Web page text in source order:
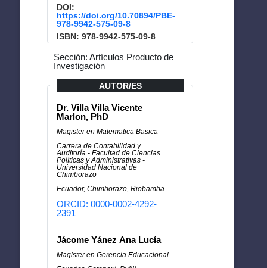
DOI:
https://doi.org/10.70894/PBE-
978-9942-575-09-8
ISBN: 978-9942-575-09-8
Sección: Artículos Producto de
Investigación
AUTOR/ES
Dr. Villa Villa Vicente
Marlon, PhD
Magister en Matematica Basica
Carrera de Contabilidad y
Auditoría - Facultad de Ciencias
Políticas y Administrativas -
Universidad Nacional de
Chimborazo
Ecuador, Chimborazo, Riobamba
ORCID: 0000-0002-4292-
2391
Jácome Yánez Ana Lucía
Magister en Gerencia Educacional